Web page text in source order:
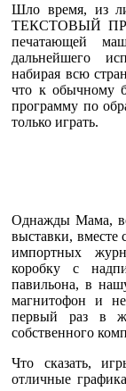
Шло время, из
ТЕКСТОВЫЙ
печатающей
дальнейшего
набирая всю
что к обычному
программу по
только играть.
Однажды Мама,
выставки, вместе
импортных
коробку с
павильона, в
магнитофон и
первый раз в
собственного
Что сказать,
отличные